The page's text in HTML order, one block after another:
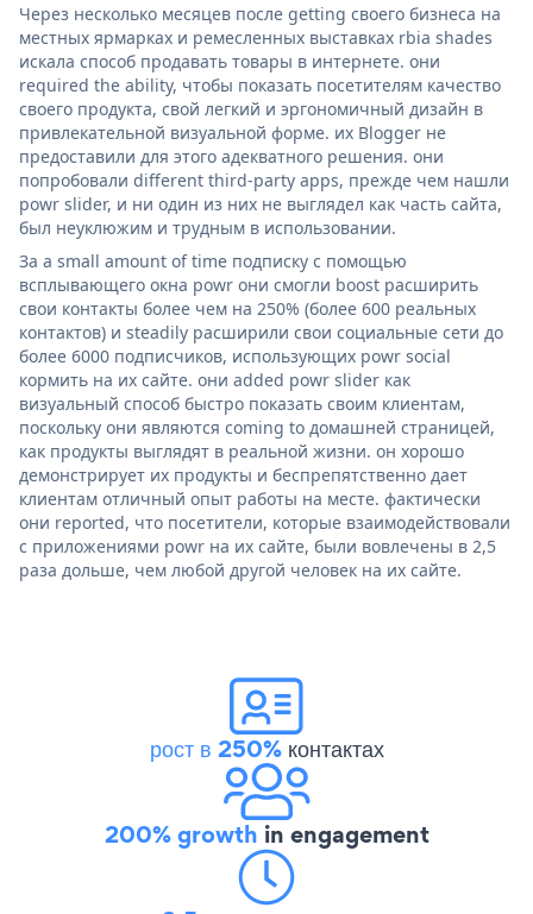
Через несколько месяцев после getting своего бизнеса на
местных ярмарках и ремесленных выставках rbia shades
искала способ продавать товары в интернете. они
required the ability, чтобы показать посетителям качество
своего продукта, свой легкий и эргономичный дизайн в
привлекательной визуальной форме. их Blogger не
предоставили для этого адекватного решения. они
попробовали different third-party apps, прежде чем нашли
powr slider, и ни один из них не выглядел как часть сайта,
был неуклюжим и трудным в использовании.
За a small amount of time подписку с помощью
всплывающего окна powr они смогли boost расширить
свои контакты более чем на 250% (более 600 реальных
контактов) и steadily расширили свои социальные сети до
более 6000 подписчиков, использующих powr social
кормить на их сайте. они added powr slider как
визуальный способ быстро показать своим клиентам,
поскольку они являются coming to домашней страницей,
как продукты выглядят в реальной жизни. он хорошо
демонстрирует их продукты и беспрепятственно дает
клиентам отличный опыт работы на месте. фактически
они reported, что посетители, которые взаимодействовали
с приложениями powr на их сайте, были вовлечены в 2,5
раза дольше, чем любой другой человек на их сайте.
рост в 250%контактах
200% growth in engagement